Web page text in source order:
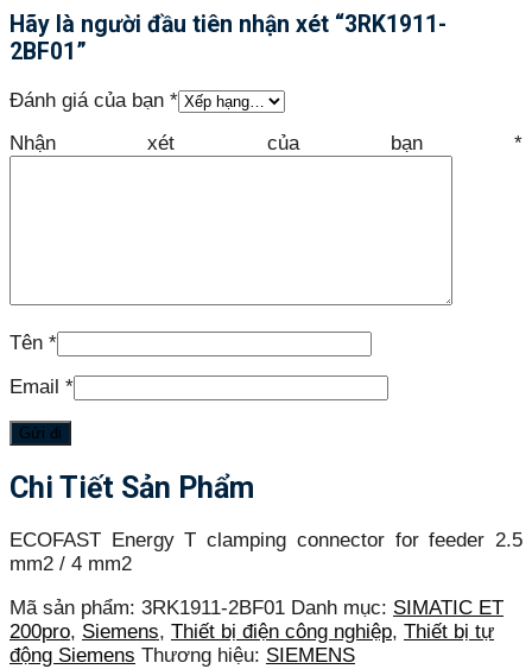
Hãy là người đầu tiên nhận xét “3RK1911-
2BF01”
Đánh giá của bạn *
Nhận xét của bạn *
Tên *
Email *
Chi Tiết Sản Phẩm
ECOFAST Energy T clamping connector for feeder 2.5
mm2 / 4 mm2
Mã sản phẩm: 3RK1911-2BF01 Danh mục: SIMATIC ET
200pro, Siemens, Thiết bị điện công nghiệp, Thiết bị tự
động Siemens Thương hiệu: SIEMENS